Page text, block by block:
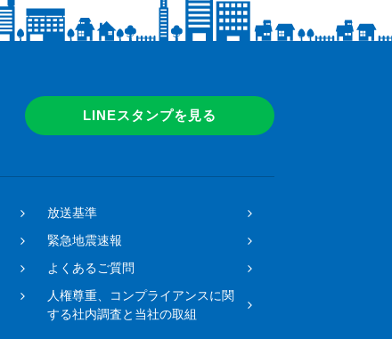
LINEスタンプを見る
放送基準
緊急地震速報
よくあるご質問
人権尊重、コンプライアンスに関
する社内調査と当社の取組